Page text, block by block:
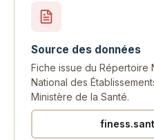
Source des données
Fiche issue du Répertoire
National des
Ministère de la Santé.